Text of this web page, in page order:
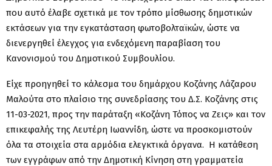
που αυτό έλαβε σχετικά με τον τρόπο μίσθωσης δημοτικών
εκτάσεων για την εγκατάσταση φωτοβολταϊκών, ώστε να
διενεργηθεί έλεγχος για ενδεχόμενη παραβίαση του
Κανονισμού του Δημοτικού Συμβουλίου.
Είχε προηγηθεί το κάλεσμα του δημάρχου Κοζάνης Λάζαρου
Μαλούτα στο πλαίσιο της συνεδρίασης του Δ.Σ. Κοζάνης στις
11-03-2021, προς την παράταξη «Κοζάνη Τόπος να Ζεις» και τον
επικεφαλής της Λευτέρη Ιωαννίδη, ώστε να προσκομιστούν
όλα τα στοιχεία στα αρμόδια ελεγκτικά όργανα. Η κατάθεση
των εγγράφων από την Δημοτική Κίνηση στη γραμματεία